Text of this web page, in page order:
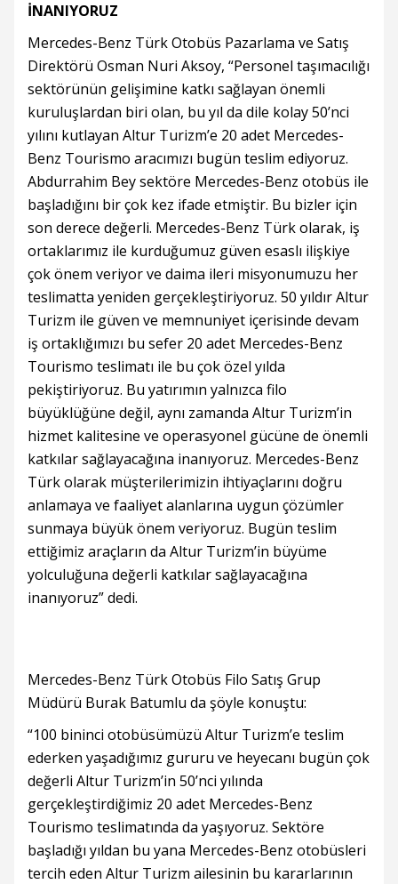
İNANIYORUZ
Mercedes-Benz Türk Otobüs Pazarlama ve Satış
Direktörü Osman Nuri Aksoy, “Personel taşımacılığı
sektörünün gelişimine katkı sağlayan önemli
kuruluşlardan biri olan, bu yıl da dile kolay 50’nci
yılını kutlayan Altur Turizm’e 20 adet Mercedes-
Benz Tourismo aracımızı bugün teslim ediyoruz.
Abdurrahim Bey sektöre Mercedes-Benz otobüs ile
başladığını bir çok kez ifade etmiştir. Bu bizler için
son derece değerli. Mercedes-Benz Türk olarak, iş
ortaklarımız ile kurduğumuz güven esaslı ilişkiye
çok önem veriyor ve daima ileri misyonumuzu her
teslimatta yeniden gerçekleştiriyoruz. 50 yıldır Altur
Turizm ile güven ve memnuniyet içerisinde devam
iş ortaklığımızı bu sefer 20 adet Mercedes-Benz
Tourismo teslimatı ile bu çok özel yılda
pekiştiriyoruz. Bu yatırımın yalnızca filo
büyüklüğüne değil, aynı zamanda Altur Turizm’in
hizmet kalitesine ve operasyonel gücüne de önemli
katkılar sağlayacağına inanıyoruz. Mercedes-Benz
Türk olarak müşterilerimizin ihtiyaçlarını doğru
anlamaya ve faaliyet alanlarına uygun çözümler
sunmaya büyük önem veriyoruz. Bugün teslim
ettiğimiz araçların da Altur Turizm’in büyüme
yolculuğuna değerli katkılar sağlayacağına
inanıyoruz” dedi.
Mercedes-Benz Türk Otobüs Filo Satış Grup
Müdürü Burak Batumlu da şöyle konuştu:
“100 bininci otobüsümüzü Altur Turizm’e teslim
ederken yaşadığımız gururu ve heyecanı bugün çok
değerli Altur Turizm’in 50’nci yılında
gerçekleştirdiğimiz 20 adet Mercedes-Benz
Tourismo teslimatında da yaşıyoruz. Sektöre
başladığı yıldan bu yana Mercedes-Benz otobüsleri
tercih eden Altur Turizm ailesinin bu kararlarının